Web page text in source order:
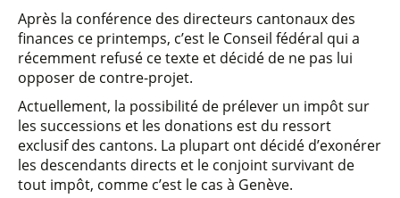
Après la conférence des directeurs cantonaux des
finances ce printemps, c’est le Conseil fédéral qui a
récemment refusé ce texte et décidé de ne pas lui
opposer de contre-projet.
Actuellement, la possibilité de prélever un impôt sur
les successions et les donations est du ressort
exclusif des cantons. La plupart ont décidé d’exonérer
les descendants directs et le conjoint survivant de
tout impôt, comme c’est le cas à Genève.